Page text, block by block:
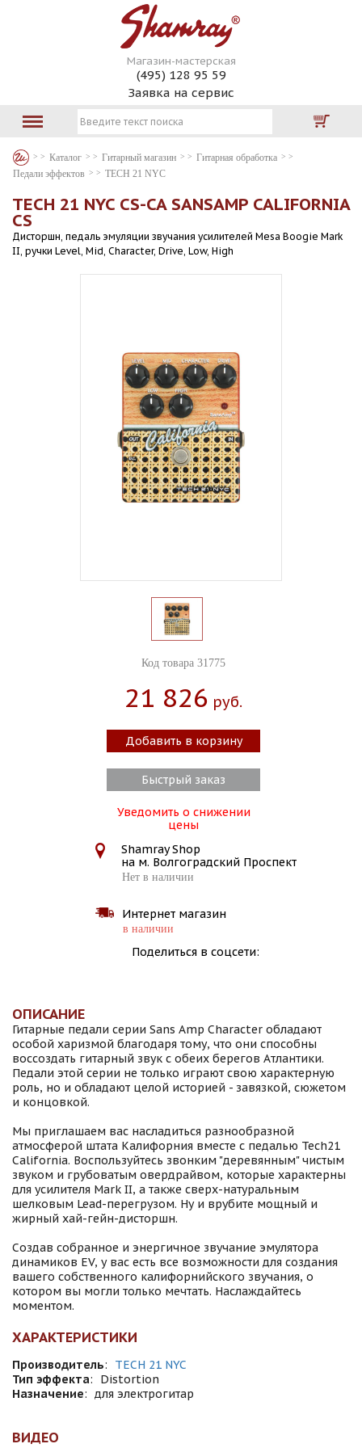
Магазин-мастерская
(495) 128 95 59
Заявка на сервис
Каталог Гитарный магазин
Гитарная обработка
Педали эффектов
TECH 21 NYC
TECH 21 NYC CS-CA SANSAMP CALIFORNIA
CS
Дисторшн, педаль эмуляции звучания усилителей Mesa Boogie Mark
II, ручки Level, Mid, Character, Drive, Low, High
Код товара 31775
21 826 Руб.
Добавить в корзину
Быстрый заказ
Уведомить о снижении
цены
Shamray Shop
на м. Волгоградский Проспект
Нет в наличии
Интернет магазин
в наличии
Поделиться в соцсети:
ОПИСАНИЕ
Гитарные педали серии Sans Amp Character обладают
особой харизмой благодаря тому, что они способны
воссоздать гитарный звук с обеих берегов Атлантики.
Педали этой серии не только играют свою характерную
роль, но и обладают целой историей - завязкой, сюжетом
и концовкой.
Мы приглашаем вас насладиться разнообразной
атмосферой штата Калифорния вместе с педалью Tech21
California. Воспользуйтесь звонким "деревянным" чистым
звуком и грубоватым овердрайвом, которые характерны
для усилителя Mark II, а также сверх-натуральным
шелковым Lead-перегрузом. Ну и врубите мощный и
жирный хай-гейн-дисторшн.
Создав собранное и энергичное звучание эмулятора
динамиков EV, у вас есть все возможности для создания
вашего собственного калифорнийского звучания, о
котором вы могли только мечтать. Наслаждайтесь
моментом.
ХАРАКТЕРИСТИКИ
Производитель:
TECH 21 NYC
Тип эффекта:
Distortion
Назначение: для электрогитар
ВИДЕО